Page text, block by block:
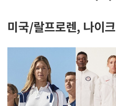
미국/랄프로렌, 나이크